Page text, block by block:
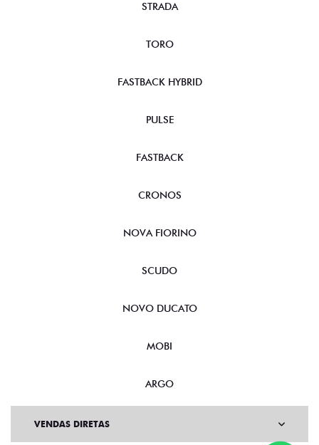
STRADA
TORO
FASTBACK HYBRID
PULSE
FASTBACK
CRONOS
NOVA FIORINO
SCUDO
NOVO DUCATO
MOBI
ARGO
VENDAS DIRETAS